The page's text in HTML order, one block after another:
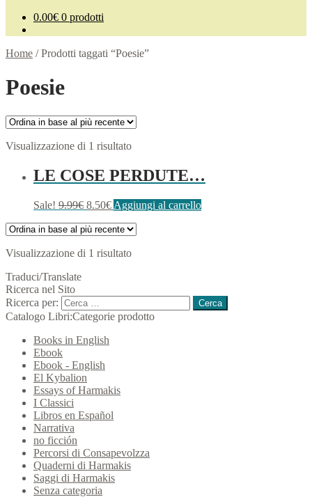
0.00€ 0 prodotti
Home /Prodotti taggati “Poesie”
Poesie
Visualizzazione di 1 risultato
LE COSE PERDUTE…
Sale! 9.99€ 8.50€ Aggiungi al carrello
Visualizzazione di 1 risultato
Traduci/Translate
Ricerca nel Sito
Ricerca per:
Catalogo Libri:Categorie prodotto
Books in English
Ebook
Ebook - English
El Kybalion
Essays of Harmakis
I Classici
Libros en Español
Narrativa
no ficción
Percorsi di Consapevolzza
Quaderni di Harmakis
Saggi di Harmakis
Senza categoria